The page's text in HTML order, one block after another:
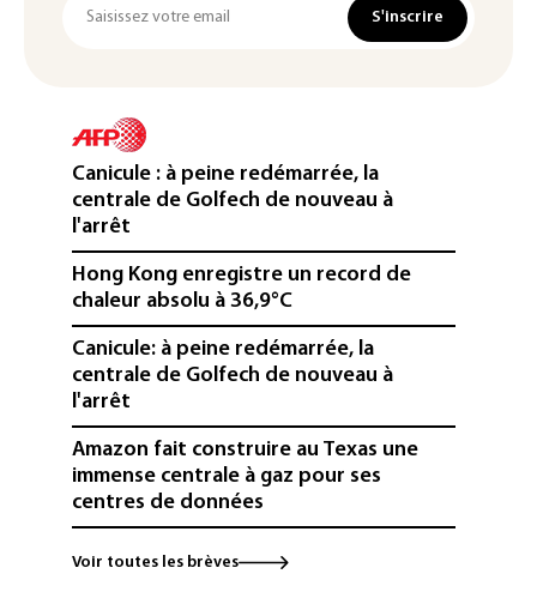
S'inscrire
Canicule : à peine redémarrée, la
centrale de Golfech de nouveau à
l'arrêt
Hong Kong enregistre un record de
chaleur absolu à 36,9°C
Canicule: à peine redémarrée, la
centrale de Golfech de nouveau à
l'arrêt
Amazon fait construire au Texas une
immense centrale à gaz pour ses
centres de données
L'UE demande à Meta et TikTok de
Voir toutes les brèves